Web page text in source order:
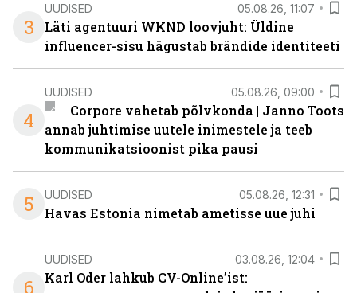
3
UUDISED 05.08.26, 11:07
Läti agentuuri WKND loovjuht: Üldine
influencer-sisu hägustab brändide identiteeti
4
UUDISED 05.08.26, 09:00
Corpore vahetab põlvkonda | Janno Toots
annab juhtimise uutele inimestele ja teeb
kommunikatsioonist pika pausi
5 UUDISED 05.08.26, 12:31
Havas Estonia nimetab ametisse uue juhi
6
UUDISED 03.08.26, 12:04
Karl Oder lahkub CV-Online’ist: